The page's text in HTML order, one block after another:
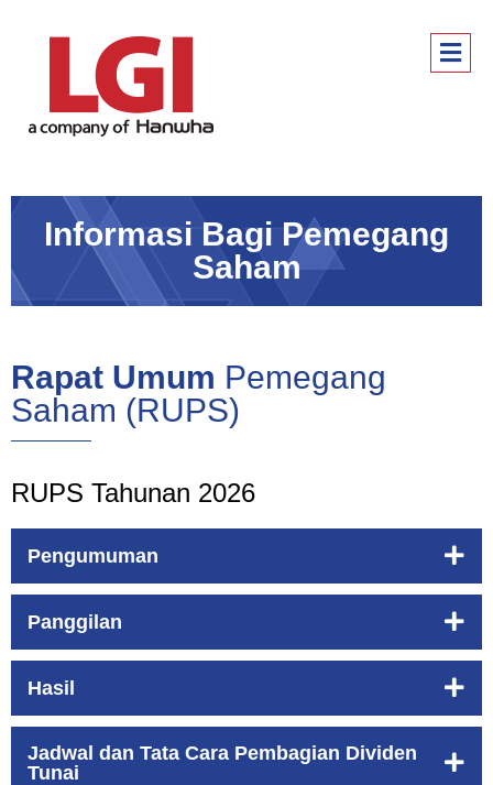
Informasi Bagi Pemegang
Saham
Rapat Umum Pemegang
Saham (RUPS)
RUPS Tahunan 2026
Pengumuman
Panggilan
Hasil
Jadwal dan Tata Cara Pembagian Dividen
Tunai